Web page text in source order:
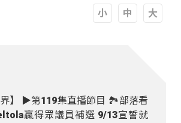
界】 ▶️第119集直播節目 🏞部落看
贏得眾議員補選 9/13宣誓就